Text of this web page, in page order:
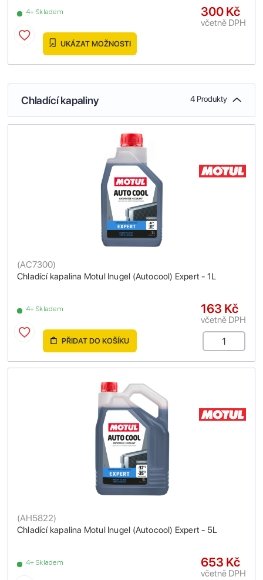
4+ Skladem 300 Kč
včetně DPH
UKÁZAT MOŽNOSTI
Chladící kapaliny 4 Produkty
Chladící kapalina Motul Inugel (Autocool) Expert - 1L
(AC7300)
4+ Skladem 163 Kč
včetně DPH
PŘIDAT DO KOŠÍKU
Chladící kapalina Motul Inugel (Autocool) Expert - 5L
(AH5822)
4+ Skladem 653 Kč
včetně DPH